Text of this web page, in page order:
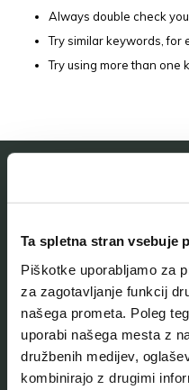
Ta spletna stran vsebuje
Piškotke uporabljamo za
za zagotavljanje funkcij
našega prometa. Poleg
uporabi našega mesta z
družbenih medijev,
kombinirajo z drugimi
Always double check
Try similar keywords, for
Try using more than one
O muzeju
Naše zbirke
Aktualno
Kontakt